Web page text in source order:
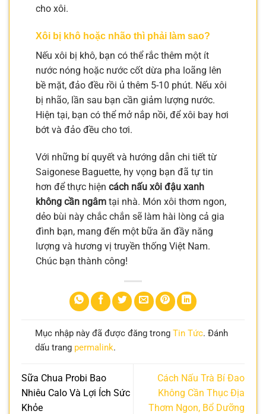
cho xôi.
Xôi bị khô hoặc nhão thì phải làm sao?
Nếu xôi bị khô, bạn có thể rắc thêm một ít
nước nóng hoặc nước cốt dừa pha loãng lên
bề mặt, đảo đều rồi ủ thêm 5-10 phút. Nếu xôi
bị nhão, lần sau bạn cần giảm lượng nước.
Hiện tại, bạn có thể mở nắp nồi, để xôi bay hơi
bớt và đảo đều cho tơi.
Với những bí quyết và hướng dẫn chi tiết từ
Saigonese Baguette, hy vọng bạn đã tự tin
hơn để thực hiện cách nấu xôi đậu xanh
không cần ngâm tại nhà. Món xôi thơm ngon,
dẻo bùi này chắc chắn sẽ làm hài lòng cả gia
đình bạn, mang đến một bữa ăn đầy năng
lượng và hương vị truyền thống Việt Nam.
Chúc bạn thành công!
Mục nhập này đã được đăng trong Tin Tức. Đánh
dấu trang permalink.
Sữa Chua Probi Bao
Nhiêu Calo Và Lợi Ích Sức
Khỏe
Cách Nấu Trà Bí Đao
Không Cần Thục Địa
Thơm Ngon, Bổ Dưỡng